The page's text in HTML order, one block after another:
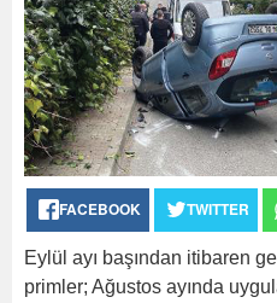
FACEBOOK TWITTER
Eylül ayı başından itibaren
primler; Ağustos ayında